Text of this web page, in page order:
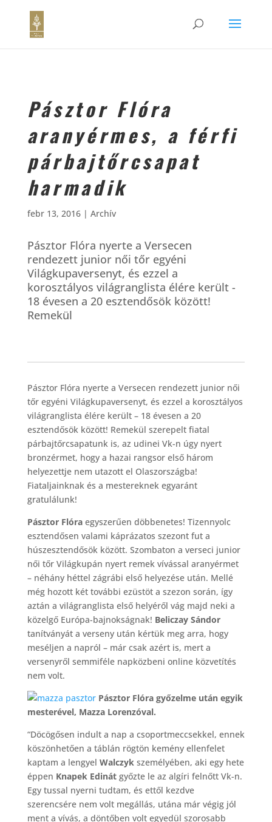
Pásztor Flóra
aranyérmes, a férfi
párbajtőrcsapat
harmadik
febr 13, 2016| Archív
Pásztor Flóra nyerte a Versecen
rendezett junior női tőr egyéni
Világkupaversenyt, és ezzel a
korosztályos világranglista élére került -
18 évesen a 20 esztendősök között!
Remekül
Pásztor Flóra nyerte a Versecen rendezett junior női
tőr egyéni Világkupaversenyt, és ezzel a korosztályos
világranglista élére került – 18 évesen a 20
esztendősök között! Remekül szerepelt fiatal
párbajtőrcsapatunk is, az udinei Vk-n úgy nyert
bronzérmet, hogy a hazai rangsor első három
helyezettje nem utazott el Olaszországba!
Fiataljainknak és a mestereknek egyaránt
gratulálunk!
Pásztor Flóraegyszerűen döbbenetes! Tizennyolc
esztendősen valami káprázatos szezont fut a
húszesztendősök között. Szombaton a verseci junior
női tőr Világkupán nyert remek vívással aranyérmet
– néhány héttel zágrábi első helyezése után. Mellé
még hozott két további ezüstöt a szezon során, így
aztán a világranglista első helyéről vág majd neki a
közelgő Európa-bajnokságnak! Beliczay Sándor
tanítványát a verseny után kértük meg arra, hogy
meséljen a napról – már csak azért is, mert a
versenyről semmiféle napközbeni online közvetítés
nem volt.
Pásztor Flóra győzelme után egyik
mesterével, Mazza Lorenzóval.
“Döcögősen indult a nap a csoportmeccsekkel, ennek
köszönhetően a táblán rögtön kemény ellenfelet
kaptam a lengyel Walczykszemélyében, aki egy hete
éppen Knapek Edinátgyőzte le az algíri felnőtt Vk-n.
Egy tussal nyerni tudtam, és ettől kezdve
szerencsére nem volt megállás, utána már végig jól
ment a vívás, a döntőben volt egyedül szorosabb